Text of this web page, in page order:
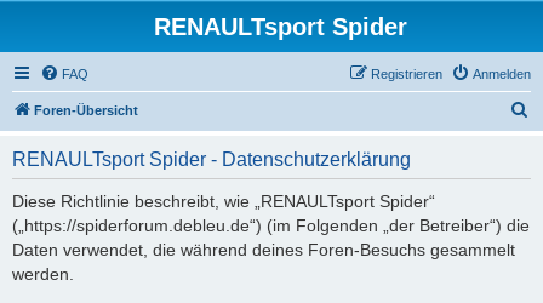
RENAULTsport Spider
FAQ Anmelden
Registrieren
Foren-Übersicht
RENAULTsport Spider - Datenschutzerklärung
Diese Richtlinie beschreibt, wie „RENAULTsport Spider“
(„https://spiderforum.debleu.de“) (im Folgenden „der Betreiber“) die
Daten verwendet, die während deines Foren-Besuchs gesammelt
werden.